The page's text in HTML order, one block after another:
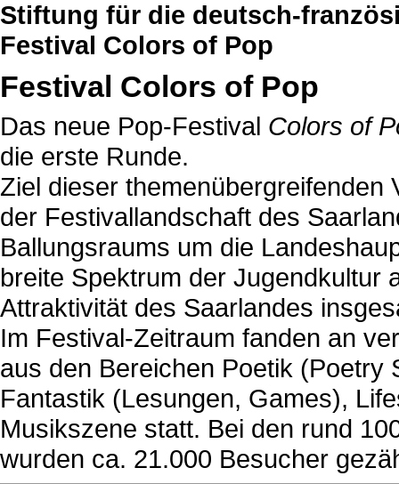
Stiftung für die deutsch-
Festival Colors of Pop
Festival Colors of Pop
Das neue Pop-Festival Colors of
die erste Runde.
Ziel dieser themenübergreifenden
der Festivallandschaft des
Ballungsraums um die
breite Spektrum der Jugendkultur
Attraktivität des Saarlandes
Im Festival-Zeitraum fanden an
aus den Bereichen Poetik (Poetry
Fantastik (Lesungen, Games),
Musikszene statt. Bei den rund
wurden ca. 21.000 Besucher